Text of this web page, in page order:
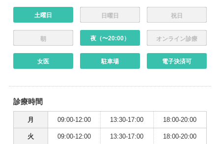
土曜日 日曜日 祝日
朝 夜（〜20:00） オンライン診療
女医 駐車場 電子決済可
診療時間
月 09:00-12:00 13:30-17:00 18:00-20:00
火 09:00-12:00 13:30-17:00 18:00-20:00